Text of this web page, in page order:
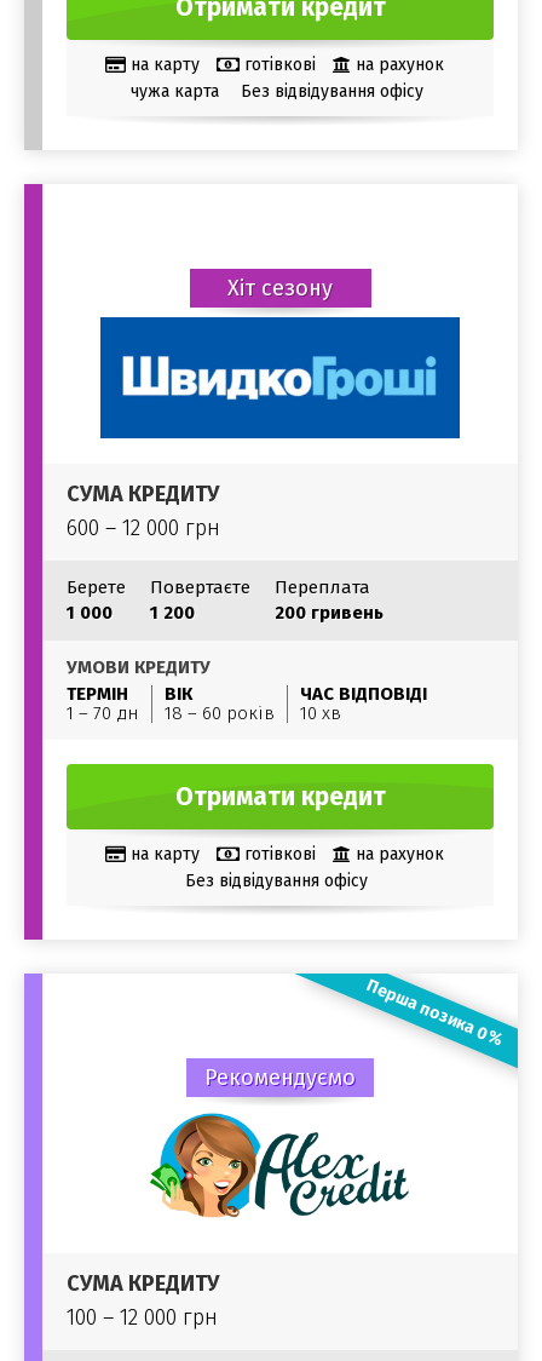
Отримати кредит
на карту готівкові
на рахунок
чужа карта
Без відвідування офісу
Хіт сезону
СУМА КРЕДИТУ
600 – 12 000 грн
Берете
1 000
Повертаєте
1 200
Переплата
200 гривень
УМОВИ КРЕДИТУ
ТЕРМІН
1 – 70 дн
ВІК
18 – 60 років
ЧАС ВІДПОВІДІ
10 хв
Отримати кредит
на карту готівкові
на рахунок
Без відвідування офісу
Рекомендуємо
СУМА КРЕДИТУ
100 – 12 000 грн
Перша позика 0%